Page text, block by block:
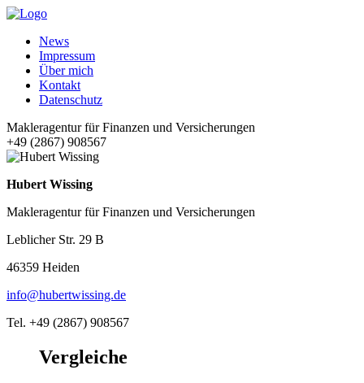
News
Impressum
Über mich
Kontakt
Datenschutz
Makleragentur für Finanzen und Versicherungen
+49 (2867) 908567
Hubert Wissing
Makleragentur für Finanzen und Versicherungen
Leblicher Str. 29 B
46359 Heiden
info@hubertwissing.de
Tel. +49 (2867) 908567
Vergleiche